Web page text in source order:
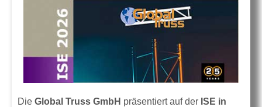
Die Global Truss GmbH präsentiert auf der ISE in